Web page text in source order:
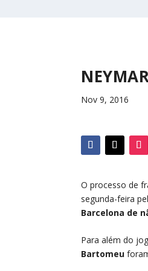
Nov 9, 2016
O processo de
segunda-feira
Barcelona de
Para além do
Bartomeu